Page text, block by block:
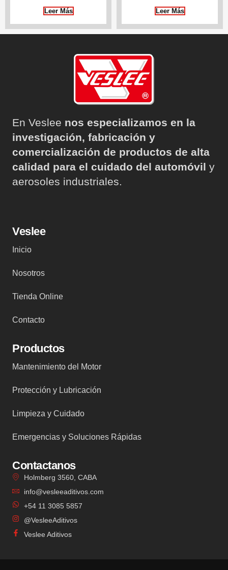
Leer Más Leer Más
En Veslee nos especializamos en la
investigación, fabricación y
comercialización de productos de alta
calidad para el cuidado del automóvil y
aerosoles industriales.
Veslee
Inicio
Nosotros
Tienda Online
Contacto
Productos
Mantenimiento del Motor
Protección y Lubricación
Limpieza y Cuidado
Emergencias y Soluciones Rápidas
Contactanos
Holmberg 3560, CABA
info@vesleeaditivos.com
+54 11 3085 5857
@VesleeAditivos
Veslee Aditivos